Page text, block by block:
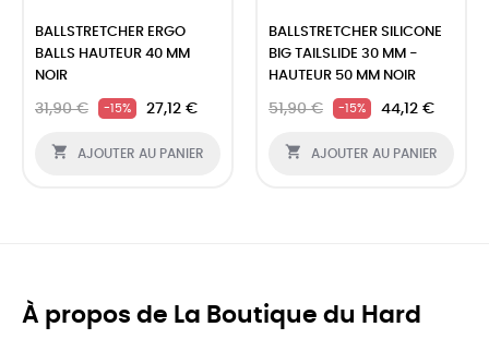
BALLSTRETCHER ERGO
BALLS HAUTEUR 40 MM
NOIR
31,90 € -15% 27,12 €
 AJOUTER AU PANIER
BALLSTRETCHER SILICONE
BIG TAILSLIDE 30 MM -
HAUTEUR 50 MM NOIR
51,90 € -15% 44,12 €
 AJOUTER AU PANIER
À propos de La Boutique du Hard